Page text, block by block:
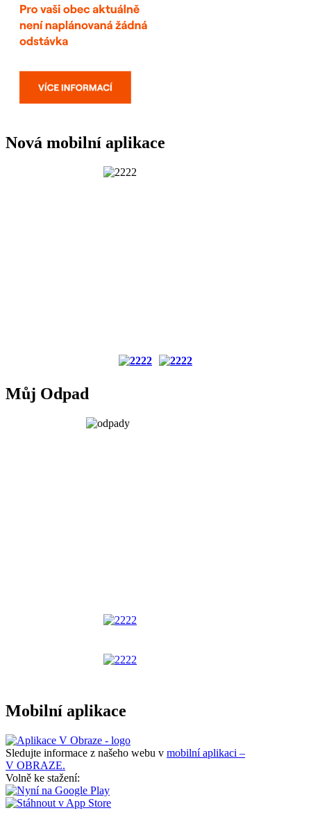
Nová mobilní aplikace
Můj Odpad
Mobilní aplikace
Sledujte informace z našeho webu v mobilní aplikaci –
V OBRAZE.
Volně ke stažení: